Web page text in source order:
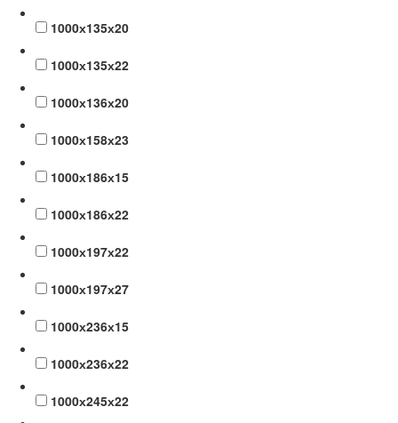
1000х135х20
1000х135х22
1000х136х20
1000х158х23
1000х186х15
1000х186х22
1000х197х22
1000х197х27
1000х236х15
1000х236х22
1000х245х22